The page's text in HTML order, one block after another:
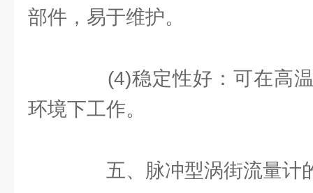
部件，易于维护。
(4)稳定性好：可在高温
环境下工作。
五、脉冲型涡街流量计